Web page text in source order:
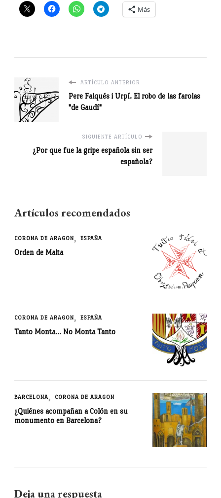
Más
ARTÍCULO ANTERIOR
Pere Falqués i Urpí. El robo de las farolas
"de Gaudí"
SIGUIENTE ARTÍCULO
¿Por que fue la gripe española sin ser
española?
Artículos recomendados
CORONA DE ARAGON ESPAÑA
Orden de Malta
CORONA DE ARAGON ESPAÑA
Tanto Monta… No Monta Tanto
BARCELONA CORONA DE ARAGON
¿Quiénes acompañan a Colón en su
monumento en Barcelona?
Deja una respuesta